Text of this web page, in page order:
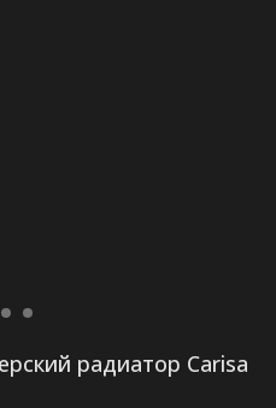
радиатор Carisa